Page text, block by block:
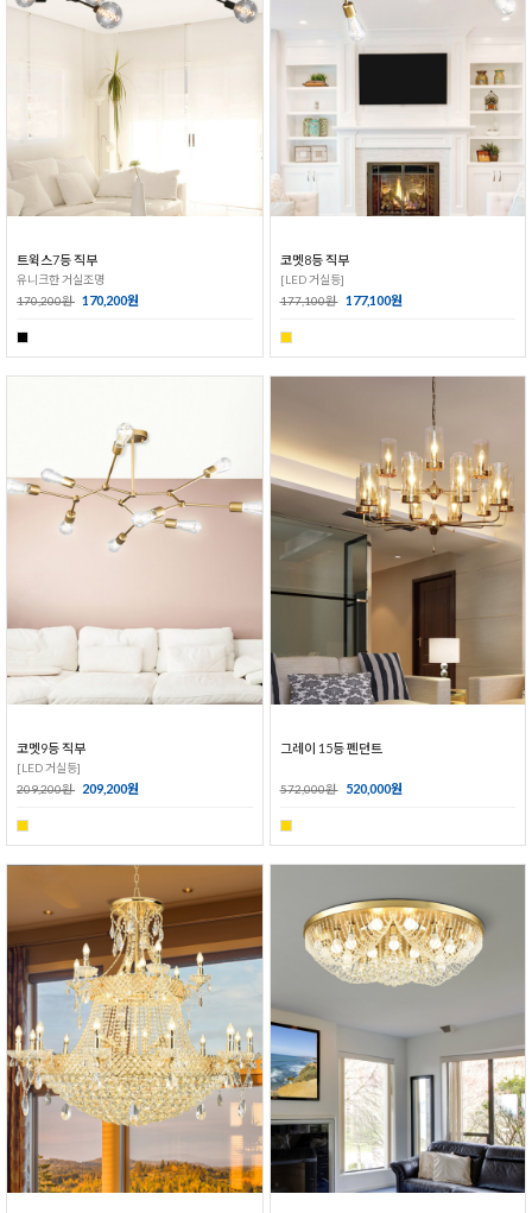
트윅스7등 직부
유니크한 거실조명
170,200원 170,200원
코멧8등 직부
[LED 거실등]
177,100원 177,100원
코멧9등 직부
[LED 거실등]
209,200원 209,200원
그레이 15등 펜던트
572,000원 520,000원